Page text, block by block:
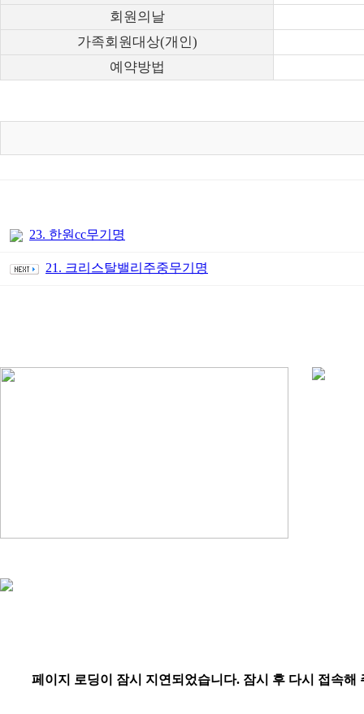
회원의날
가족회원대상(개인)
예약방법
23. 한원cc무기명
21. 크리스탈밸리주중무기명